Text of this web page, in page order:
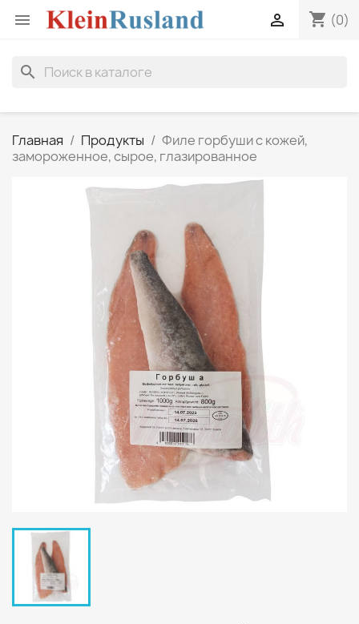
 shopping_cart (0)

search
Главная Продукты
Филе горбуши с кожей,
замороженное, сырое, глазированное